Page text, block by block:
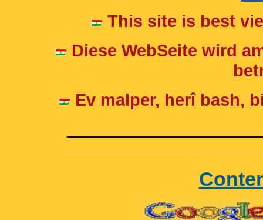
This site is best
Diese WebSeite wird
Ev malper, herî bash,